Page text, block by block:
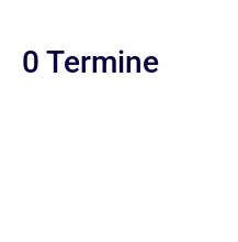
0 Termine